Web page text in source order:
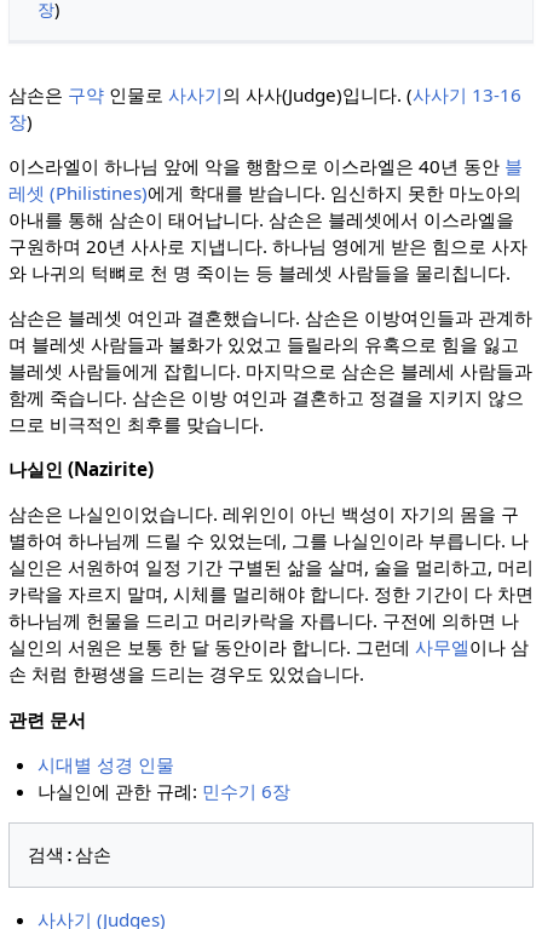
장)
삼손은 구약인물로 사사기의 사사(Judge)입니다. (사사기 13-16
장)
이스라엘이 하나님 앞에 악을 행함으로 이스라엘은 40년 동안 블
레셋 (Philistines)에게 학대를 받습니다. 임신하지 못한 마노아의
아내를 통해 삼손이 태어납니다. 삼손은 블레셋에서 이스라엘을
구원하며 20년 사사로 지냅니다. 하나님 영에게 받은 힘으로 사자
와 나귀의 턱뼈로 천 명 죽이는 등 블레셋 사람들을 물리칩니다.
삼손은 블레셋 여인과 결혼했습니다. 삼손은 이방여인들과 관계하
며 블레셋 사람들과 불화가 있었고 들릴라의 유혹으로 힘을 잃고
블레셋 사람들에게 잡힙니다. 마지막으로 삼손은 블레세 사람들과
함께 죽습니다. 삼손은 이방 여인과 결혼하고 정결을 지키지 않으
므로 비극적인 최후를 맞습니다.
나실인 (Nazirite)
삼손은 나실인이었습니다. 레위인이 아닌 백성이 자기의 몸을 구
별하여 하나님께 드릴 수 있었는데, 그를 나실인이라 부릅니다. 나
실인은 서원하여 일정 기간 구별된 삶을 살며, 술을 멀리하고, 머리
카락을 자르지 말며, 시체를 멀리해야 합니다. 정한 기간이 다 차면
하나님께 헌물을 드리고 머리카락을 자릅니다. 구전에 의하면 나
실인의 서원은 보통 한 달 동안이라 합니다. 그런데 사무엘이나 삼
손 처럼 한평생을 드리는 경우도 있었습니다.
관련 문서
시대별 성경 인물
나실인에 관한 규례: 민수기 6장
사사기 (Judges)